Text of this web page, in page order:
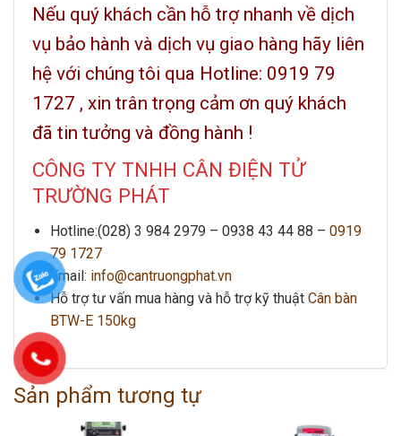
Nếu quý khách cần hỗ trợ nhanh về dịch
vụ bảo hành và dịch vụ giao hàng hãy liên
hệ với chúng tôi qua Hotline: 0919 79
1727 , xin trân trọng cảm ơn quý khách
đã tin tưởng và đồng hành !
CÔNG TY TNHH CÂN ĐIỆN TỬ
TRƯỜNG PHÁT
Hotline:(028) 3 984 2979 – 0938 43 44 88 – 0919
79 1727
Email: info@cantruongphat.vn
Hỗ trợ tư vấn mua hàng và hỗ trợ kỹ thuật Cân bàn
BTW-E 150kg
Sản phẩm tương tự